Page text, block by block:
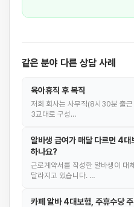
같은 분야 다른 상담 사례
육아휴직 후 복직
저희 회사는 사무직(8시30분 출
3교대로 구성…
알바생 급여가 매달 다르면 4대
하나요?
근로계약서를 작성한 알바생이 대
달라지고 있습니다. …
카페 알바 4대보험, 주휴수당